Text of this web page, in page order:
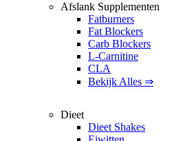
Afslank Supplementen
Fatburners
Fat Blockers
Carb Blockers
L-Carnitine
CLA
Bekijk Alles ⇒
Dieet
Dieet Shakes